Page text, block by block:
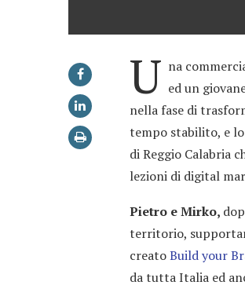
U na
ed un
nella fase di
tempo stabilito, e
di Reggio Calabria
lezioni di digital
Pietro e Mirko,
territorio,
creatoBuild your
da tutta Italia ed